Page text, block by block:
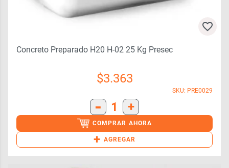
Concreto Preparado H20 H-02 25 Kg Presec
$3.363
SKU: PRE0029
- 1 +
COMPRAR AHORA
+ AGREGAR